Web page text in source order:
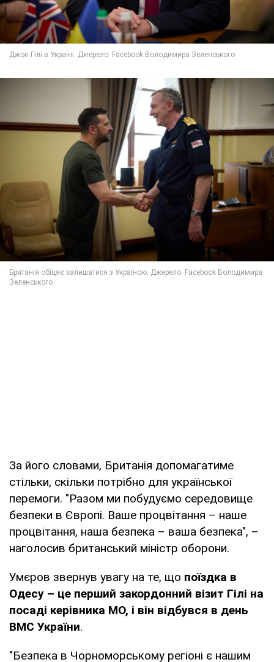
За його словами, Британія допомагатиме
стільки, скільки потрібно для української
перемоги. "Разом ми побудуємо середовище
безпеки в Європі. Ваше процвітання – наше
процвітання, наша безпека – ваша безпека", –
наголосив британський міністр оборони.
Умєров звернув увагу на те, що поїздка в
Одесу – це перший закордонний візит Гілі на
посаді керівника МО, і він відбувся в день
ВМС України.
"Безпека в Чорноморському регіоні є нашим